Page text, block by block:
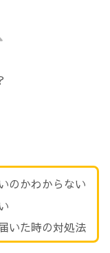
のかわからない
いた時の対処法